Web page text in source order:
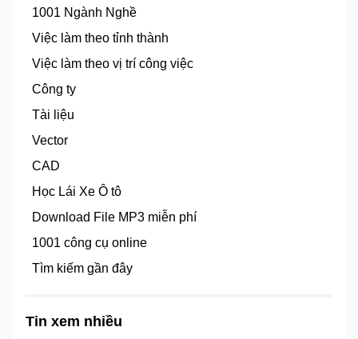
1001 Ngành Nghề
Việc làm theo tỉnh thành
Việc làm theo vị trí công việc
Công ty
Tài liệu
Vector
CAD
Học Lái Xe Ô tô
Download File MP3 miễn phí
1001 công cụ online
Tìm kiếm gần đây
Tin xem nhiều